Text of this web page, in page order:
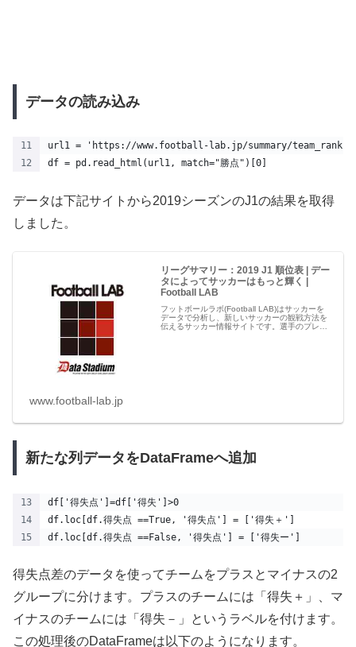
データの読み込み
url1 = 'https://www.football-lab.jp/summary/
df = pd.read_html(url1, match="勝点")[0]
データは下記サイトから2019シーズンのJ1の結果を取得
しました。
リーグサマリー：2019 J1 順位表 | デー
タによってサッカーはもっと輝く |
Football LAB
フットボールラボ(Football LAB)はサッカーを
データで分析し、新しいサッカーの観戦方法を
伝えるサッカー情報サイトです。選手のプレー
www.football-lab.jp
新たな列データをDataFrameへ追加
df['得失点']=df['得失']>0
df.loc[df.得失点 ==True, '得失点'] = ['得失＋']
df.loc[df.得失点 ==False, '得失点'] = ['得失ー']
得失点差のデータを使ってチームをプラスとマイナスの2
グループに分けます。プラスのチームには「得失＋」、マ
イナスのチームには「得失－」というラベルを付けます。
この処理後のDataFrameは以下のようになります。